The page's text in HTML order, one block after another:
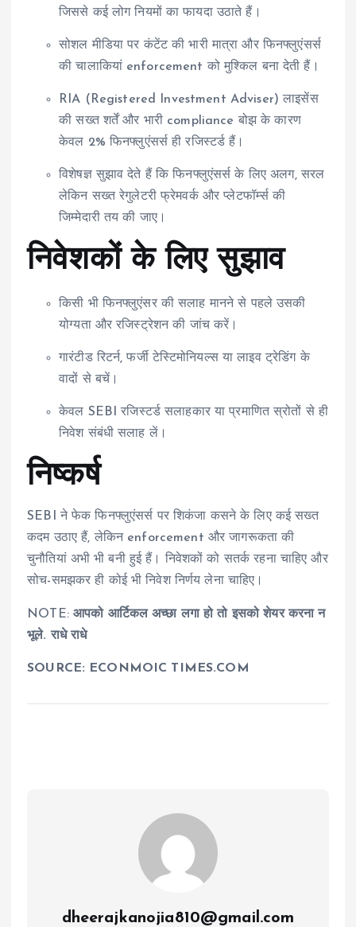
जिससे कई लोग नियमों का फायदा उठाते हैं।
सोशल मीडिया पर कंटेंट की भारी मात्रा और फिनफ्लुएंसर्स
की चालाकियां enforcement को मुश्किल बना देती हैं।
RIA (Registered Investment Adviser) लाइसेंस
की सख्त शर्तें और भारी compliance बोझ के कारण
केवल 2% फिनफ्लुएंसर्स ही रजिस्टर्ड हैं।
विशेषज्ञ सुझाव देते हैं कि फिनफ्लुएंसर्स के लिए अलग, सरल
लेकिन सख्त रेगुलेटरी फ्रेमवर्क और प्लेटफॉर्म्स की
जिम्मेदारी तय की जाए।
निवेशकों के लिए सुझाव
किसी भी फिनफ्लुएंसर की सलाह मानने से पहले उसकी
योग्यता और रजिस्ट्रेशन की जांच करें।
गारंटीड रिटर्न, फर्जी टेस्टिमोनियल्स या लाइव ट्रेडिंग के
वादों से बचें।
केवल SEBI रजिस्टर्ड सलाहकार या प्रमाणित स्रोतों से ही
निवेश संबंधी सलाह लें।
निष्कर्ष
SEBI ने फेक फिनफ्लुएंसर्स पर शिकंजा कसने के लिए कई सख्त
कदम उठाए हैं, लेकिन enforcement और जागरूकता की
चुनौतियां अभी भी बनी हुई हैं। निवेशकों को सतर्क रहना चाहिए और
सोच-समझकर ही कोई भी निवेश निर्णय लेना चाहिए।
NOTE: आपको आर्टिकल अच्छा लगा हो तो इसको शेयर करना न
भूले. राधे राधे
SOURCE: ECONMOIC TIMES.COM
dheerajkanojia810@gmail.com